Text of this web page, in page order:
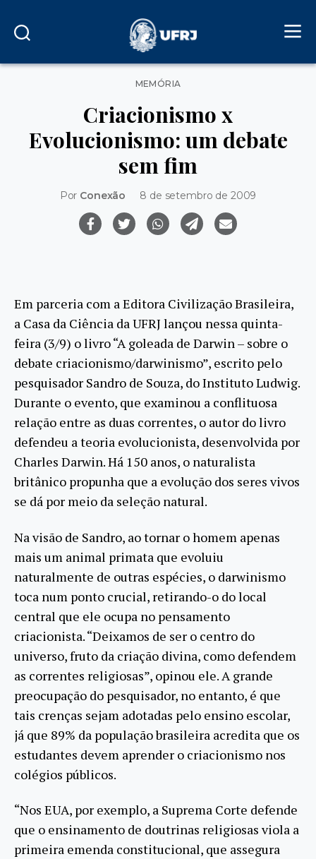
Categorias
MEMÓRIA
Criacionismo x
Evolucionismo: um debate
sem fim
Por Conexão 8 de setembro de 2009
Em parceria com a Editora Civilização Brasileira,
a Casa da Ciência da UFRJ lançou nessa quinta-
feira (3/9) o livro “A goleada de Darwin – sobre o
debate criacionismo/darwinismo”, escrito pelo
pesquisador Sandro de Souza, do Instituto Ludwig.
Durante o evento, que examinou a conflituosa
relação entre as duas correntes, o autor do livro
defendeu a teoria evolucionista, desenvolvida por
Charles Darwin. Há 150 anos, o naturalista
britânico propunha que a evolução dos seres vivos
se dá por meio da seleção natural.
Na visão de Sandro, ao tornar o homem apenas
mais um animal primata que evoluiu
naturalmente de outras espécies, o darwinismo
toca num ponto crucial, retirando-o do local
central que ele ocupa no pensamento
criacionista. “Deixamos de ser o centro do
universo, fruto da criação divina, como defendem
as correntes religiosas”, opinou ele. A grande
preocupação do pesquisador, no entanto, é que
tais crenças sejam adotadas pelo ensino escolar,
já que 89% da população brasileira acredita que os
estudantes devem aprender o criacionismo nos
colégios públicos.
“Nos EUA, por exemplo, a Suprema Corte defende
que o ensinamento de doutrinas religiosas viola a
primeira emenda constitucional, que assegura